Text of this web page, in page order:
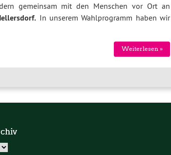
gemeinsam mit den Menschen vor Ort an
In unserem Wahlprogramm haben wir
Weiterlesen »